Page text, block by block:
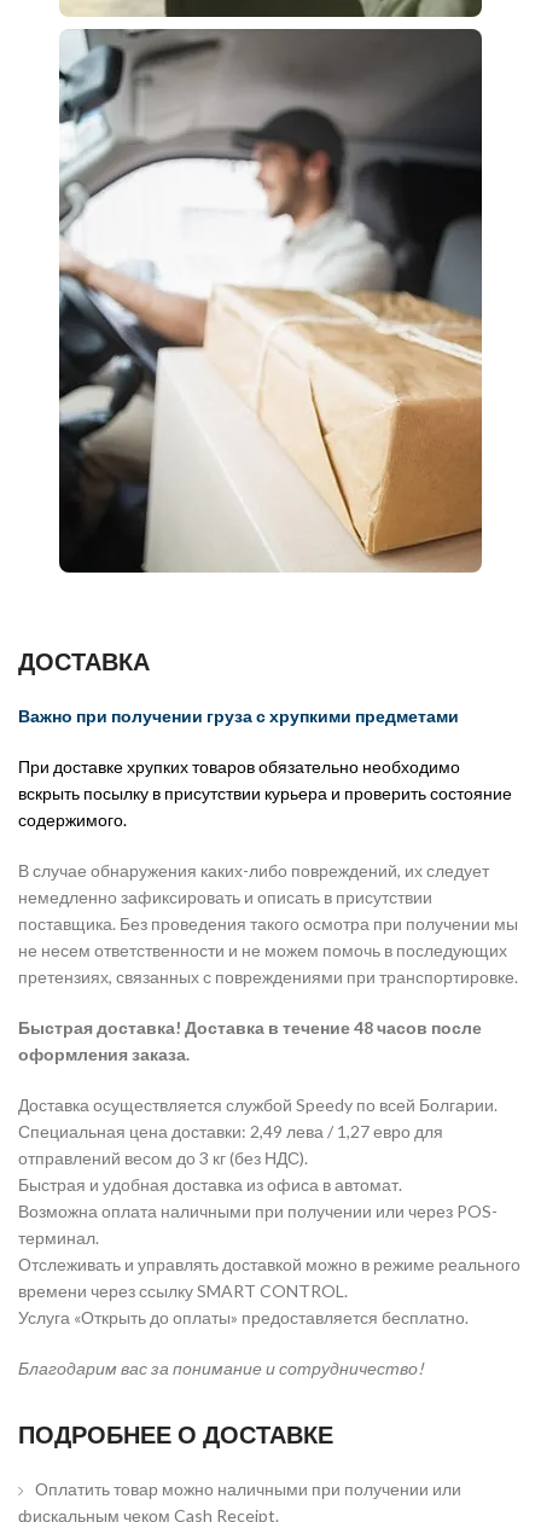
ДОСТАВКА
Важно при получении груза с хрупкими предметами
При доставке хрупких товаров обязательно необходимо
вскрыть посылку в присутствии курьера и проверить состояние
содержимого.
В случае обнаружения каких-либо повреждений, их следует
немедленно зафиксировать и описать в присутствии
поставщика. Без проведения такого осмотра при получении мы
не несем ответственности и не можем помочь в последующих
претензиях, связанных с повреждениями при транспортировке.
Быстрая доставка! Доставка в течение 48 часов после
оформления заказа.
Доставка осуществляется службой Speedy по всей Болгарии.
Специальная цена доставки: 2,49 лева / 1,27 евро для
отправлений весом до 3 кг (без НДС).
Быстрая и удобная доставка из офиса в автомат.
Возможна оплата наличными при получении или через POS-
терминал.
Отслеживать и управлять доставкой можно в режиме реального
времени через ссылку SMART CONTROL.
Услуга «Открыть до оплаты» предоставляется бесплатно.
Благодарим вас за понимание и сотрудничество!
ПОДРОБНЕЕ О ДОСТАВКЕ
Оплатить товар можно наличными при получении или
фискальным чеком Cash Receipt.